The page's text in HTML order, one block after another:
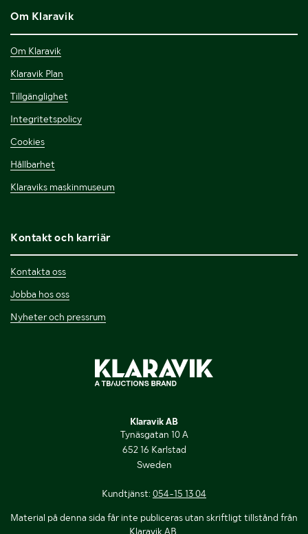
Om Klaravik
Om Klaravik
Klaravik Plan
Tillgänglighet
Integritetspolicy
Cookies
Hållbarhet
Klaraviks maskinmuseum
Kontakt och karriär
Kontakta oss
Jobba hos oss
Nyheter och pressrum
Klaravik AB
Tynäsgatan 10 A
652 16 Karlstad
Sweden
Kundtjänst: 054-15 13 04
Material på denna sida får inte publiceras utan skriftligt tillstånd från
Klaravik AB.